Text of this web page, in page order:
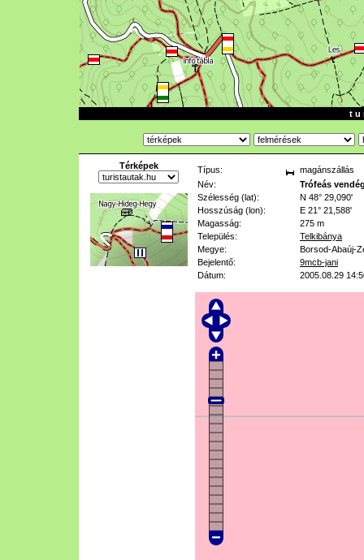
t u
Térképek Típus:
magánszállás
Név:
Trófeás
Szélesség (lat):
N 48° 29,090'
Hosszúság (lon):
E 21° 21,588'
Magasság:
275 m
Település:
Telkibánya
Megye:
Borsod-Abaúj-
Bejelentő:
9mcb-jani
Dátum:
2005.08.29